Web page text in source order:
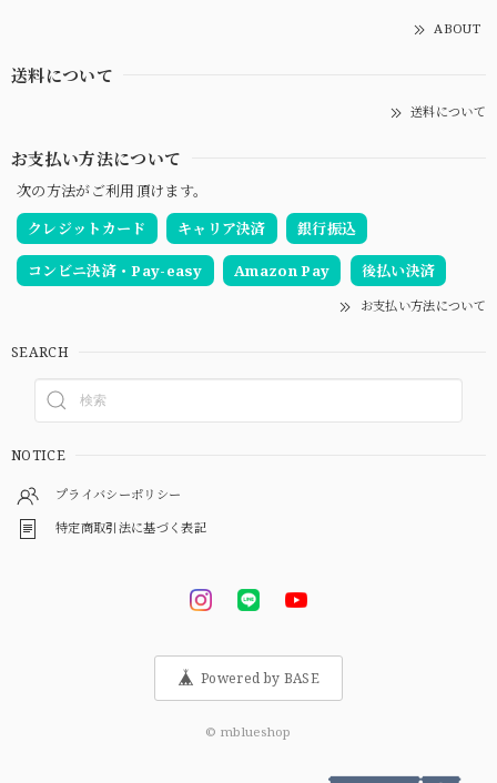
ABOUT
送料について
送料について
お支払い方法について
次の方法がご利用頂けます。
クレジットカード
キャリア決済 銀行振込
コンビニ決済・Pay-easy Amazon Pay 後払い決済
お支払い方法について
SEARCH
NOTICE
プライバシーポリシー
特定商取引法に基づく表記
Powered by BASE
© mblueshop